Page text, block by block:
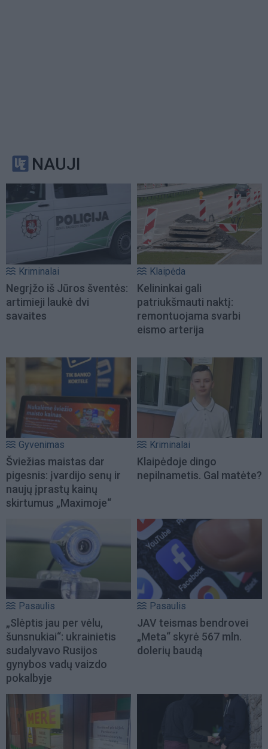
NAUJI
Kriminalai
Negrįžo iš Jūros šventės:
artimieji laukė dvi
savaites
Klaipėda
Kelininkai gali
patriukšmauti naktį:
remontuojama svarbi
eismo arterija
Gyvenimas
Šviežias maistas dar
pigesnis: įvardijo senų ir
naujų įprastų kainų
skirtumus „Maximoje“
Kriminalai
Klaipėdoje dingo
nepilnametis. Gal matėte?
Pasaulis
„Slėptis jau per vėlu,
šunsnukiai“: ukrainietis
sudalyvavo Rusijos
gynybos vadų vaizdo
pokalbyje
Pasaulis
JAV teismas bendrovei
„Meta“ skyrė 567 mln.
dolerių baudą